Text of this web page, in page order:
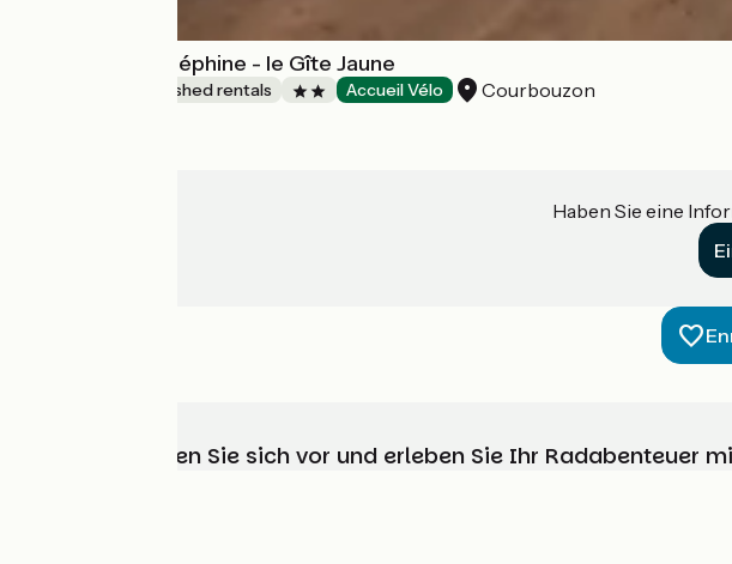
Les gîtes de Joséphine - le Gîte Jaune
Lodgings and furnished rentals Accueil Vélo Courbouzon
Haben Sie eine
Wählen, bereiten Sie sich vor und erleben Sie Ihr Radabenteuer